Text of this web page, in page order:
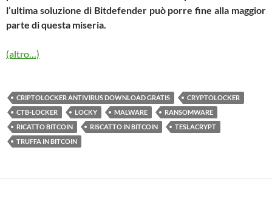
l’ultima soluzione di Bitdefender può porre fine alla maggior
parte di questa miseria.
(altro…)
CRIPTOLOCKER ANTIVIRUS DOWNLOAD GRATIS
CRYPTOLOCKER
CTB-LOCKER
LOCKY MALWARE
RANSOMWARE
RICATTO BITCOIN
RISCATTO IN BITCOIN
TESLACRYPT
TRUFFA IN BITCOIN